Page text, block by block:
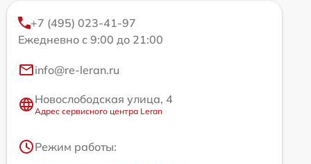
+7 (495) 023-41-97
Ежедневно с 9:00 до 21:00
info@re-leran.ru
Новослободская улица, 4
Адрес сервисного центра Leran
Режим работы: